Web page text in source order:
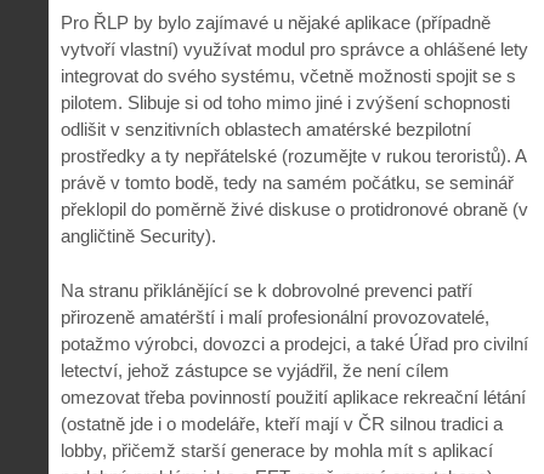
Pro ŘLP by bylo zajímavé u nějaké aplikace (případně
vytvoří vlastní) využívat modul pro správce a ohlášené lety
integrovat do svého systému, včetně možnosti spojit se s
pilotem. Slibuje si od toho mimo jiné i zvýšení schopnosti
odlišit v senzitivních oblastech amatérské bezpilotní
prostředky a ty nepřátelské (rozumějte v rukou teroristů). A
právě v tomto bodě, tedy na samém počátku, se seminář
překlopil do poměrně živé diskuse o protidronové obraně (v
angličtině Security).
Na stranu přiklánějící se k dobrovolné prevenci patří
přirozeně amatérští i malí profesionální provozovatelé,
potažmo výrobci, dovozci a prodejci, a také Úřad pro civilní
letectví, jehož zástupce se vyjádřil, že není cílem
omezovat třeba povinností použití aplikace rekreační létání
(ostatně jde i o modeláře, kteří mají v ČR silnou tradici a
lobby, přičemž starší generace by mohla mít s aplikací